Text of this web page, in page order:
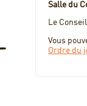
Salle du
Le
Vous
Ordre du